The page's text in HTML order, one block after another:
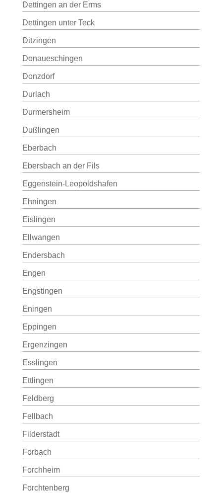
Dettingen an der Erms
Dettingen unter Teck
Ditzingen
Donaueschingen
Donzdorf
Durlach
Durmersheim
Dußlingen
Eberbach
Ebersbach an der Fils
Eggenstein-Leopoldshafen
Ehningen
Eislingen
Ellwangen
Endersbach
Engen
Engstingen
Eningen
Eppingen
Ergenzingen
Esslingen
Ettlingen
Feldberg
Fellbach
Filderstadt
Forbach
Forchheim
Forchtenberg